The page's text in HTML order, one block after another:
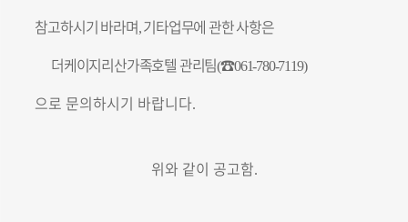
참고하시기 바라며,기타업무에 관한 사항은
더케이지리산가족호텔 관리팀(☎061-780-7119)
으로 문의하시기 바랍니다.
위와 같이 공고함.